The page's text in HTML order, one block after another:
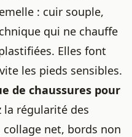
: cuir souple,
qui ne chauffe
Elles font
les pieds sensibles.
de chaussures pour
la régularité des
net, bords non